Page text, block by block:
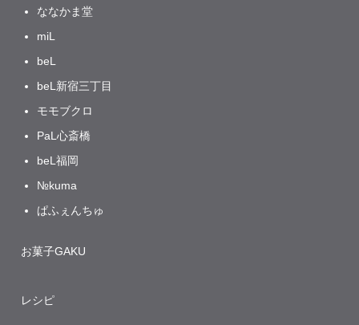
ななかま堂
miL
beL
beL新宿三丁目
モモブクロ
PaL心斎橋
beL福岡
№kuma
ぱふぇんちゅ
お菓子GAKU
レシピ